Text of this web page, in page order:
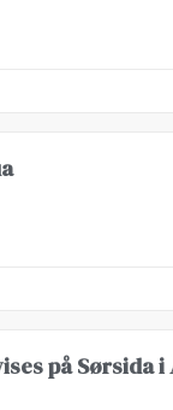
på Sørsida i